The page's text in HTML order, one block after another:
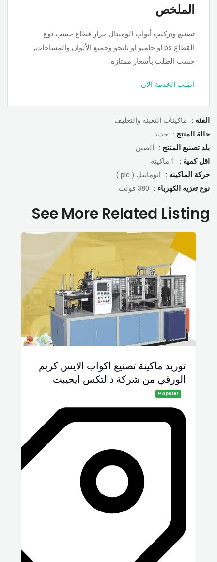
الملخص
تصنيع وتركيب أبواب الوميتال جرار قطاع حسب نوع
القطاع ps او جامبو او تانجو وجميع الألوان والمساحات,
حسب الطلب بأسعار ممتازة.
اطلب الخدمة الان
الفئة :
ماكينات التعبئة والتغليف
حالة المنتج :
جديد
بلد تصنبع المنتج :
الصين
اقل كمية :
1 ماكينة
حركة الماكينه :
اتوماتيك ( plc )
نوع تغزية الكهرباء :
380 فولت
See More Related Listing
توريد ماكينة تصنيع اكواب الايس كريم
الورقي من شركة دالتكس ايحيبت
Popular